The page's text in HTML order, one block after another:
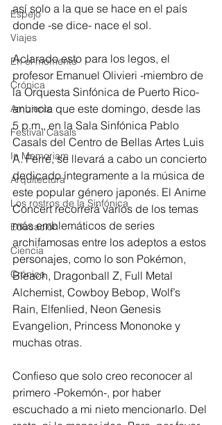
Espejo
Viajes
En el momento
Crónica
Ambiente
Festival Casals
In Memoriam
Arquitectura
Los rostros de la Sinfónica
Educación
Ciencia
Crónica
así solo a la que se hace en el país
donde -se dice- nace el sol.
Aclarado esto para los legos, el
profesor Emanuel Olivieri -miembro de
la Orquesta Sinfónica de Puerto Rico-
anuncia que este domingo, desde las
5 p.m., en la Sala Sinfónica Pablo
Casals del Centro de Bellas Artes Luis
A. Ferré, se llevará a cabo un concierto
dedicado íntegramente a la música de
este popular género japonés. El Anime
Concert recorrerá varios de los temas
más emblemáticos de series
archifamosas entre los adeptos a estos
personajes, como lo son Pokémon,
Bleach, Dragonball Z, Full Metal
Alchemist, Cowboy Bebop, Wolf’s
Rain, Elfenlied, Neon Genesis
Evangelion, Princess Mononoke y
muchas otras.
Confieso que solo creo reconocer al
primero -Pokemón-, por haber
escuchado a mi nieto mencionarlo. Del